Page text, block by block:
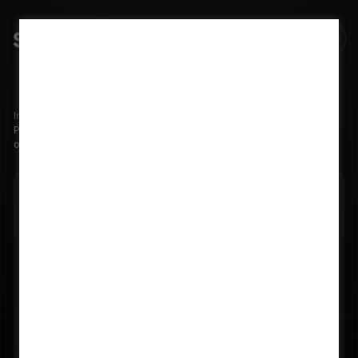
Início
Por que operação e manutenção em energia solar são uma
oportunidade estratégica?